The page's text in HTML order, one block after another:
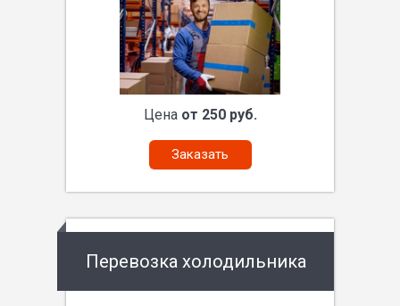
Цена от 250 руб.
Заказать
Перевозка холодильника